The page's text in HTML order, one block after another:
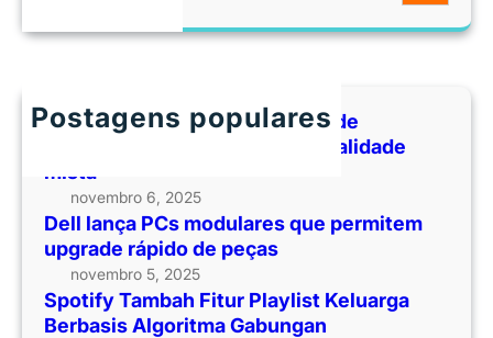
a
h
Postagens populares
Empresas lançam plataformas de
aprendizado corporativo em realidade
mista
novembro 6, 2025
Dell lança PCs modulares que permitem
upgrade rápido de peças
novembro 5, 2025
Spotify Tambah Fitur Playlist Keluarga
Berbasis Algoritma Gabungan